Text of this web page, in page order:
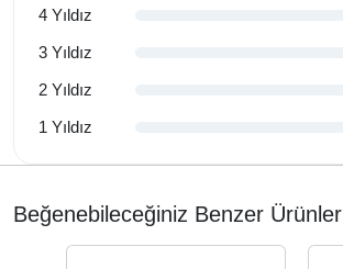
4 Yıldız
3 Yıldız
2 Yıldız
1 Yıldız
Beğenebileceğiniz Benzer Ürünler